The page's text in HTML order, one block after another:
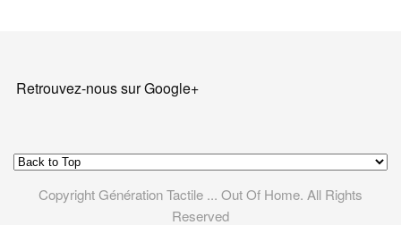
Retrouvez-nous sur Google+
Copyright Génération Tactile ... Out Of Home. All Rights
Reserved